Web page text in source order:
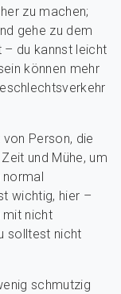
zu machen;
gehe zu dem
– du kannst leicht
können mehr
Person, die
und Mühe, um
normal
wichtig, hier –
mit nicht
solltest nicht
schmutzig